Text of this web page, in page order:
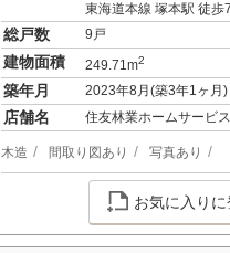
東海道本線 塚本駅 徒歩
総戸数 9戸
建物面積 249.71m2
築年月 2023年8月(築3年1ヶ月)
店舗名 住友林業ホームサービ
木造 間取り図あり 写真あり
お気に入り